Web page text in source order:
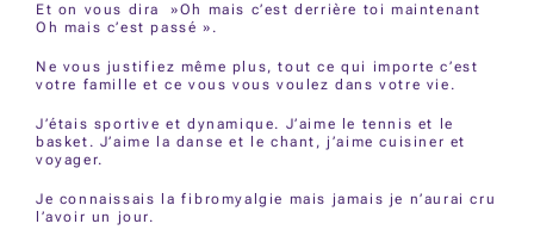
Et on vous dira »Oh mais c’est derrière toi maintenant
Oh mais c’est passé ».
Ne vous justifiez même plus, tout ce qui importe c’est
votre famille et ce vous vous voulez dans votre vie.
J’étais sportive et dynamique. J’aime le tennis et le
basket. J’aime la danse et le chant, j’aime cuisiner et
voyager.
Je connaissais la fibromyalgie mais jamais je n’aurai cru
l’avoir un jour.